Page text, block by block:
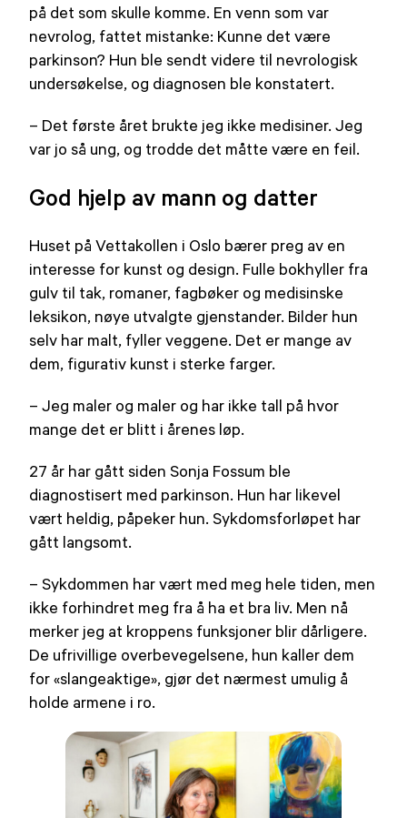
på det som skulle komme. En venn som var
nevrolog, fattet mistanke: Kunne det være
parkinson? Hun ble sendt videre til nevrologisk
undersøkelse, og diagnosen ble konstatert.
– Det første året brukte jeg ikke medisiner. Jeg
var jo så ung, og trodde det måtte være en feil.
God hjelp av mann og datter
Huset på Vettakollen i Oslo bærer preg av en
interesse for kunst og design. Fulle bokhyller fra
gulv til tak, romaner, fagbøker og medisinske
leksikon, nøye utvalgte gjenstander. Bilder hun
selv har malt, fyller veggene. Det er mange av
dem, figurativ kunst i sterke farger.
– Jeg maler og maler og har ikke tall på hvor
mange det er blitt i årenes løp.
27 år har gått siden Sonja Fossum ble
diagnostisert med parkinson. Hun har likevel
vært heldig, påpeker hun. Sykdomsforløpet har
gått langsomt.
– Sykdommen har vært med meg hele tiden, men
ikke forhindret meg fra å ha et bra liv. Men nå
merker jeg at kroppens funksjoner blir dårligere.
De ufrivillige overbevegelsene, hun kaller dem
for «slangeaktige», gjør det nærmest umulig å
holde armene i ro.